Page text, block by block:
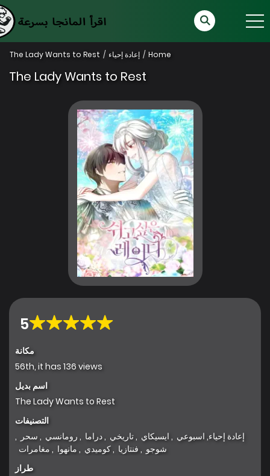
Home إعادة إحياء The Lady Wants to Rest
The Lady Wants to Rest
5
مكانة
56th, it has 136 views
اسم بديل
The Lady Wants to Rest
التصنيفات
إعادة إحياء, اسبوعي , ايسيكاي ,تاريخي ,دراما , رومانسي , سحر ,
شوجو , فنتازيا ,كوميدي , مانهوا , مغامرات
طراز